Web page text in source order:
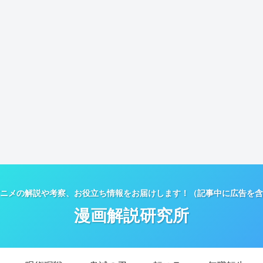
メの解説や考察、お役立ち情報をお届けします！（記事中に広告を
漫画解説研究所